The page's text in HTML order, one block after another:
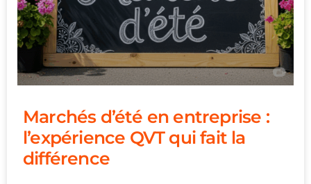
Marchés d’été en entreprise :
l’expérience QVT qui fait la
différence